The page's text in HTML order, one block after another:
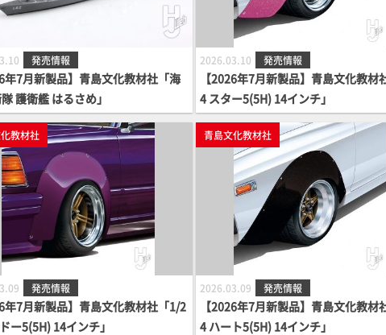
発売情報
年7月新製品】青島文化教材社「海
護衛艦 はるさめ」
2026.03.10 発売情報
【2026年7月新製品】青島文化教材
4 スター5(5H) 14インチ」
教材社
発売情報
年7月新製品】青島文化教材社「1/2
ー5(5H) 14インチ」
青島文化教材社
2026.03.09 発売情報
【2026年7月新製品】青島文化教材
4 ハート5(5H) 14インチ」